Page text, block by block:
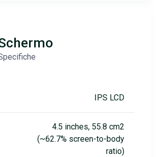
IPS LCD
4.5 inches, 55.8 cm2
(~62.7% screen-to-body
ratio)